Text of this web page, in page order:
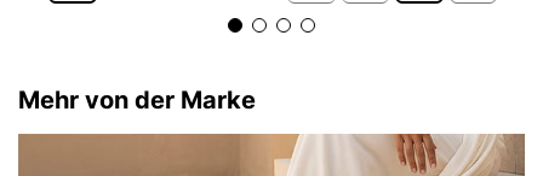
Mehr von der Marke